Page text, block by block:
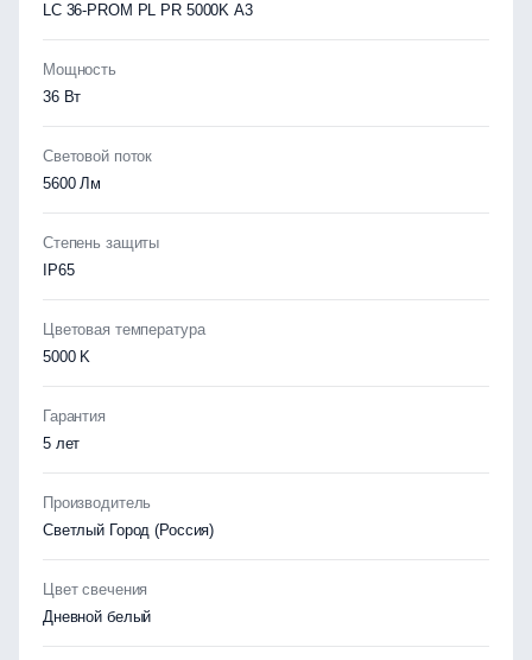
LC 36-PROM PL PR 5000K A3
Мощность
36 Вт
Световой поток
5600 Лм
Степень защиты
IP65
Цветовая температура
5000 K
Гарантия
5 лет
Производитель
Светлый Город (Россия)
Цвет свечения
Дневной белый